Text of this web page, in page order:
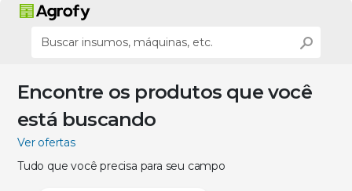
Encontre os produtos que você
está buscando
Ver ofertas
Tudo que você precisa para seu campo